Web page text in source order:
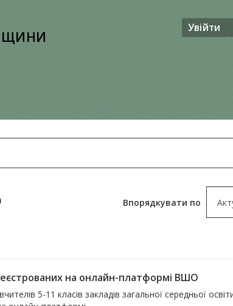
Увійти
Впорядкувати по
на онлайн-платформі ВШО
5-11 класів закладів загальної середньої